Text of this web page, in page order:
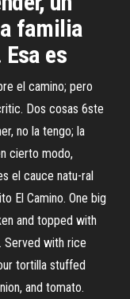
familia
es
el camino; pero
Dos cosas 6ste
no la tengo; la
cierto modo,
el cauce natu-ral
El Camino. One big
and topped with
Served with rice
tortilla stuffed
and tomato.